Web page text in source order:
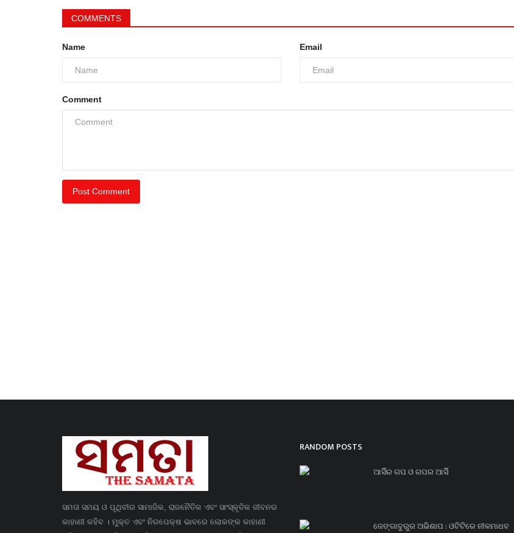
COMMENTS
Name Email
Comment
Post Comment
ସମତା ସମୟ ଓ ପୃଥିବୀର ସାମାଜିକ, ରାଜନୈତିକ ଏବଂ ସାଂସ୍କୃତିକ ଜୀବନର
କାହାଣୀ କହିବ । ମୁକ୍ତ ଏବଂ ନିରପେକ୍ଷ ଭାବରେ ଲୋକଙ୍କ କାହାଣୀ
RANDOM POSTS
ଆର୍ସିର ଗପ ଓ ଗପର ଆର୍ସି
ଜେଙ୍ଗାବୁରୁର ଅଭିଶାପ : ଓଟିଟିରେ ନୀଳମାଧବ